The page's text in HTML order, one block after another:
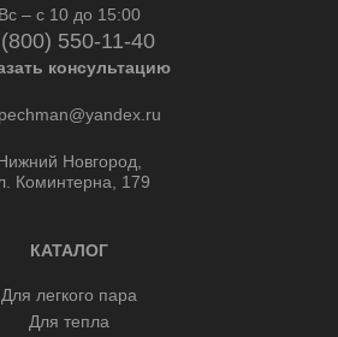
Вс – с 10 до 15:00
550-11-40
консультацию
Новгород,
Коминтерна, 179
КАТАЛОГ
Для легкого пара
Для тепла